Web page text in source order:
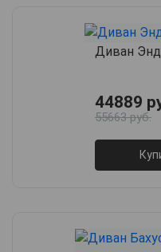
Диван
44889
55663 руб.